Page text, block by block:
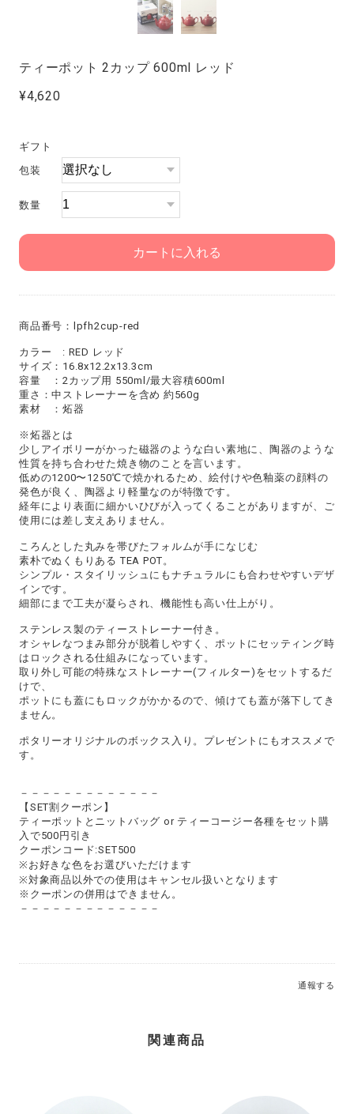
ティーポット 2カップ 600ml レッド
¥4,620
ギフト
包装
数量
カートに入れる
商品番号：lpfh2cup-red
カラー : RED レッド
サイズ：16.8x12.2x13.3cm
容量 ：2カップ用 550ml/最大容積600ml
重さ：中ストレーナーを含め 約560g
素材 ：炻器
※炻器とは
少しアイボリーがかった磁器のような白い素地に、陶器のような
性質を持ち合わせた焼き物のことを言います。
低めの1200〜1250℃で焼かれるため、絵付けや色釉薬の顔料の
発色が良く、陶器より軽量なのが特徴です。
経年により表面に細かいひびが入ってくることがありますが、ご
使用には差し支えありません。
ころんとした丸みを帯びたフォルムが手になじむ
素朴でぬくもりある TEA POT。
シンプル・スタイリッシュにもナチュラルにも合わせやすいデザ
インです。
細部にまで工夫が凝らされ、機能性も高い仕上がり。
ステンレス製のティーストレーナー付き。
オシャレなつまみ部分が脱着しやすく、ポットにセッティング時
はロックされる仕組みになっています。
取り外し可能の特殊なストレーナー(フィルター)をセットするだ
けで、
ポットにも蓋にもロックがかかるので、傾けても蓋が落下してき
ません。
ポタリーオリジナルのボックス入り。プレゼントにもオススメで
す。
－－－－－－－－－－－－－
【SET割クーポン】
ティーポットとニットバッグ or ティーコージー各種をセット購
入で500円引き
クーポンコード:SET500
※お好きな色をお選びいただけます
※対象商品以外での使用はキャンセル扱いとなります
※クーポンの併用はできません。
－－－－－－－－－－－－－
通報する
関連商品